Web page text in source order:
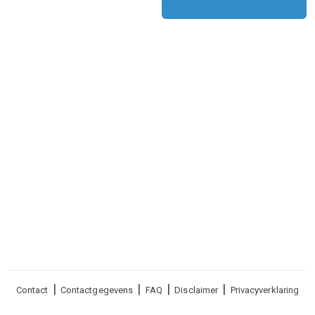
Voet
Contact Contactgegevens FAQ Disclaimer Privacyverklaring